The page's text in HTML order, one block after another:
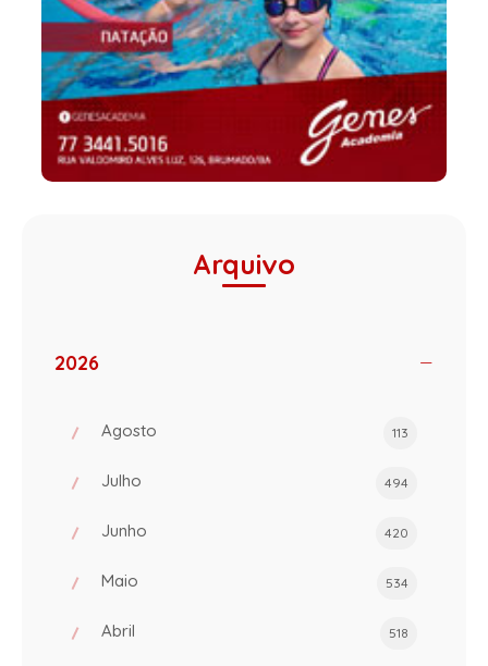
Arquivo
2026
Agosto 113
Julho 494
Junho 420
Maio 534
Abril 518